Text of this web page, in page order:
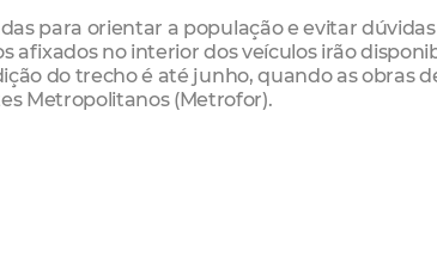
para orientar a população e evitar
afixados no interior dos veículos irão
do trecho é até junho, quando as obras
Metropolitanos (Metrofor).